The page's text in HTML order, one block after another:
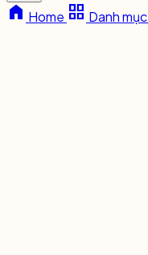
home Home grid_view Danh mục